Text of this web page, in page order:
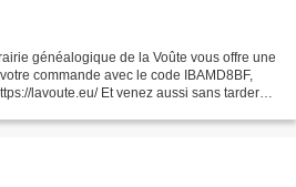
généalogique de la Voûte vous offre une
commande avec le code IBAMD8BF,
lavoute.eu/ Et venez aussi sans tarder